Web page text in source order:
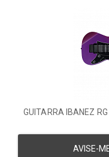
GUITARRA IBANEZ
AVISE-